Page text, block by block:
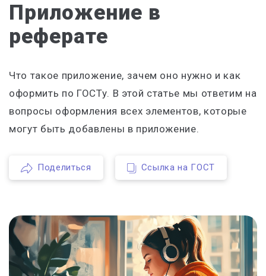
Приложение в
реферате
Что такое приложение, зачем оно нужно и как
оформить по ГОСТу. В этой статье мы ответим на
вопросы оформления всех элементов, которые
могут быть добавлены в приложение.
Поделиться Ссылка на ГОСТ